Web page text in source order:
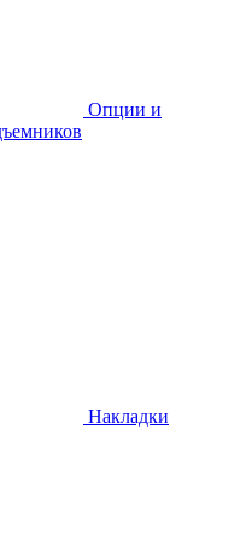
Опции и
Накладки